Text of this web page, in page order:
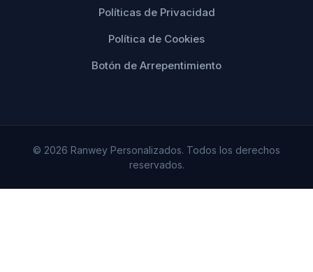
Políticas de Privacidad
Política de Cookies
Botón de Arrepentimiento
© 2026 Ranwey Personalizados. Todos los derechos
reservados.